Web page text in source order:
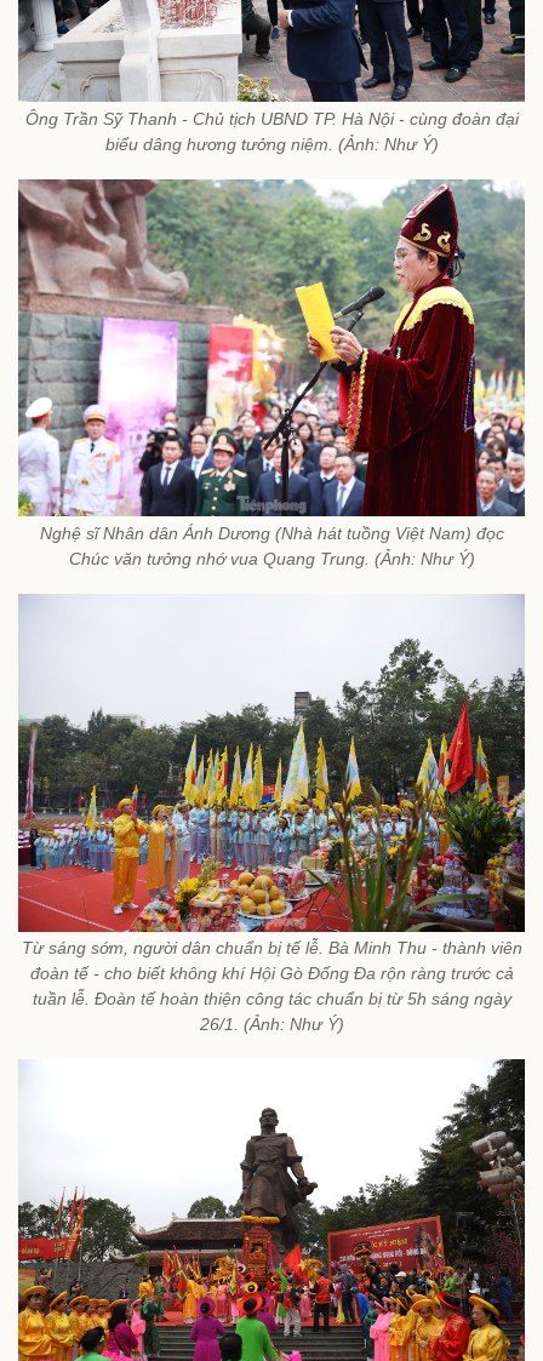
Ông Trần Sỹ Thanh - Chủ tịch UBND TP. Hà Nội - cùng đoàn đại
biểu dâng hương tưởng niệm. (Ảnh: Như Ý)
Nghệ sĩ Nhân dân Ánh Dương (Nhà hát tuồng Việt Nam) đọc
Chúc văn tưởng nhớ vua Quang Trung. (Ảnh: Như Ý)
Từ sáng sớm, người dân chuẩn bị tế lễ. Bà Minh Thu - thành viên
đoàn tế - cho biết không khí Hội Gò Đống Đa rộn ràng trước cả
tuần lễ. Đoàn tế hoàn thiện công tác chuẩn bị từ 5h sáng ngày
26/1. (Ảnh: Như Ý)